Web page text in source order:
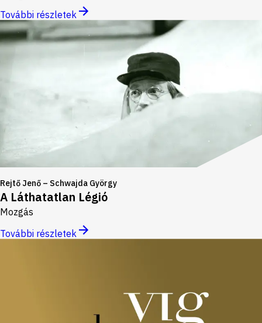
További részletek
Rejtő Jenő – Schwajda György
A Láthatatlan Légió
Mozgás
További részletek